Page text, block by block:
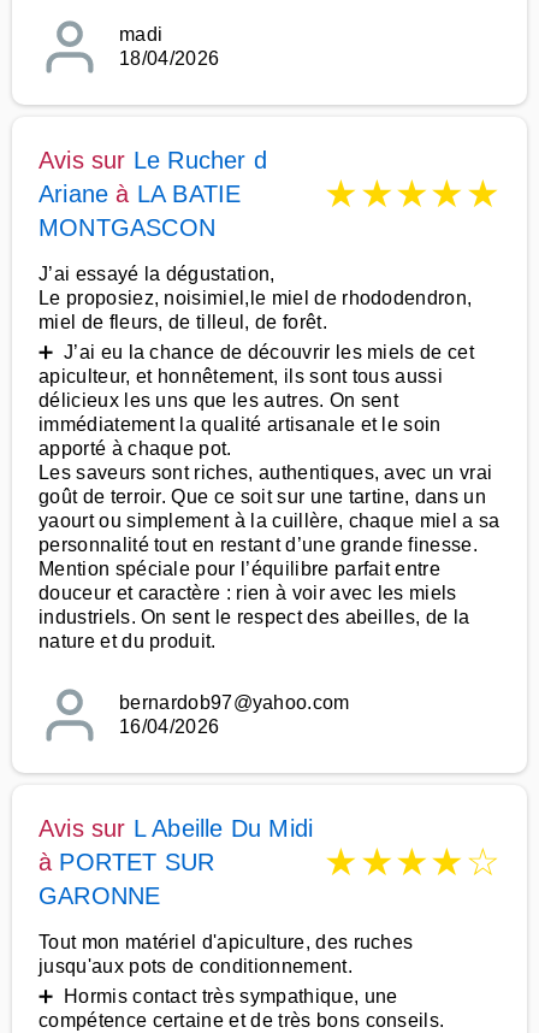
madi
18/04/2026
Avis sur Le Rucher d
Ariane à LA BATIE
MONTGASCON
★★★★★
J’ai essayé la dégustation,
Le proposiez, noisimiel,le miel de rhododendron,
miel de fleurs, de tilleul, de forêt.
➕ J’ai eu la chance de découvrir les miels de cet
apiculteur, et honnêtement, ils sont tous aussi
délicieux les uns que les autres. On sent
immédiatement la qualité artisanale et le soin
apporté à chaque pot.
Les saveurs sont riches, authentiques, avec un vrai
goût de terroir. Que ce soit sur une tartine, dans un
yaourt ou simplement à la cuillère, chaque miel a sa
personnalité tout en restant d’une grande finesse.
Mention spéciale pour l’équilibre parfait entre
douceur et caractère : rien à voir avec les miels
industriels. On sent le respect des abeilles, de la
nature et du produit.
bernardob97@yahoo.com
16/04/2026
Avis sur L Abeille Du Midi
à PORTET SUR
GARONNE
★★★★☆
Tout mon matériel d'apiculture, des ruches
jusqu'aux pots de conditionnement.
➕ Hormis contact très sympathique, une
compétence certaine et de très bons conseils.